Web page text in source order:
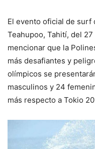
El evento oficial de surf
Teahupoo, Tahití, del
mencionar que la
más desafiantes y
olímpicos se
masculinos y 24
más respecto a Tokio